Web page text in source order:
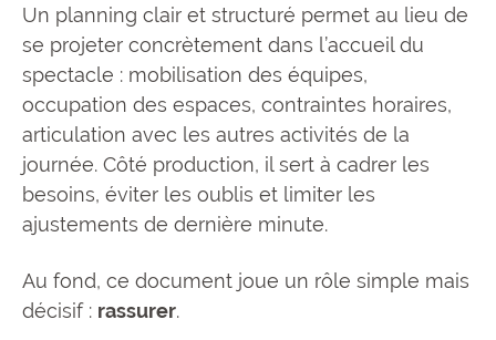
Un planning clair et structuré permet au lieu de
se projeter concrètement dans l’accueil du
spectacle : mobilisation des équipes,
occupation des espaces, contraintes horaires,
articulation avec les autres activités de la
journée. Côté production, il sert à cadrer les
besoins, éviter les oublis et limiter les
ajustements de dernière minute.
Au fond, ce document joue un rôle simple mais
décisif : rassurer.